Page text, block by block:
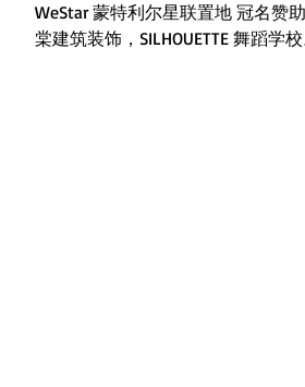
WeStar 蒙特利尔星联置地 冠名赞
棠建筑装饰，SILHOUETTE 舞蹈学校